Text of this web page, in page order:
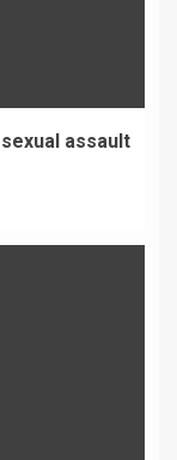
assault